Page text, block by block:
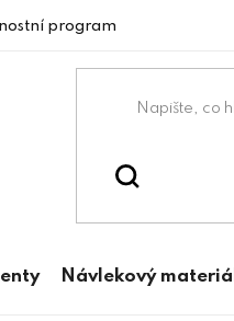
program
Návlekový materiál